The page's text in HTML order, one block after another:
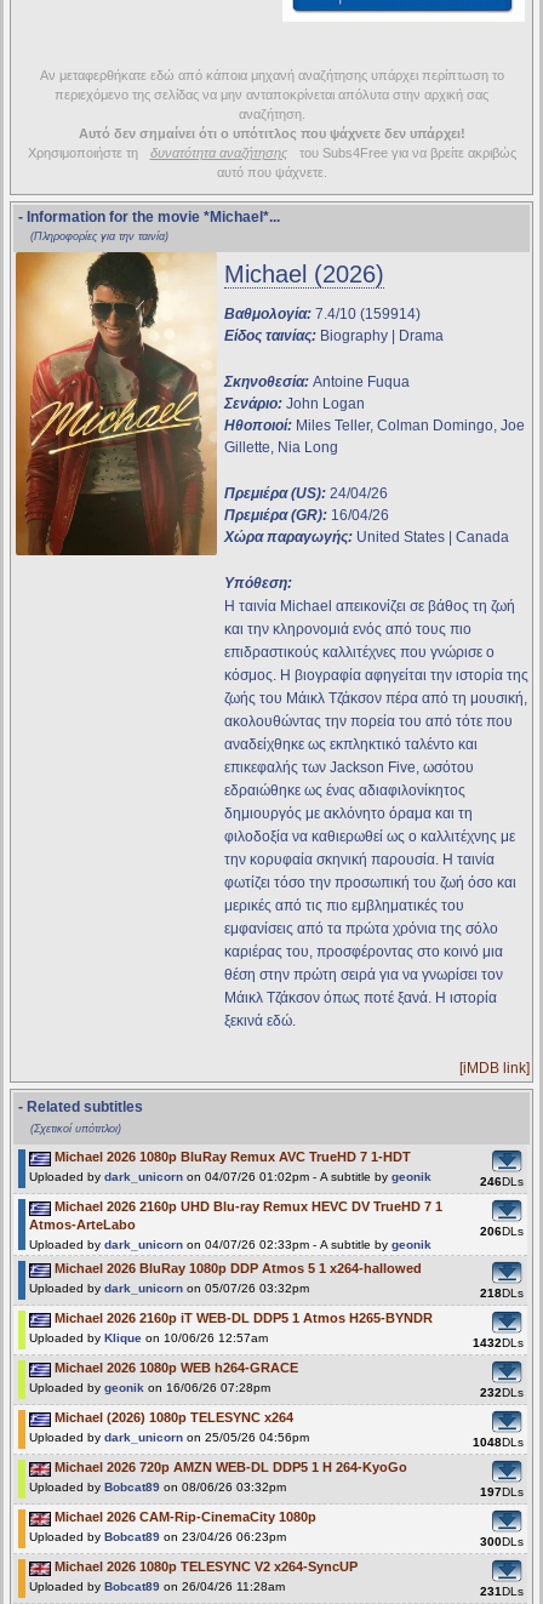
Αν μεταφερθήκατε εδώ από κάποια μηχανή αναζήτησης υπάρχει περίπτωση το
περιεχόμενο της σελίδας να μην ανταποκρίνεται απόλυτα στην αρχική σας
αναζήτηση.
Αυτό δεν σημαίνει ότι ο υπότιτλος που ψάχνετε δεν υπάρχει!
Χρησιμοποιήστε τη
δυνατότητα αναζήτησης
του Subs4Free για να βρείτε ακριβώς
αυτό που ψάχνετε.
- Information for the movie *Michael*...
(Πληροφορίες για την ταινία)
Michael (2026)
Βαθμολογία: 7.4/10 (159914)
Είδος ταινίας: Biography | Drama
Σκηνοθεσία: Antoine Fuqua
Σενάριο: John Logan
Ηθοποιοί: Miles Teller, Colman Domingo, Joe
Gillette, Nia Long
Πρεμιέρα (US): 24/04/26
Πρεμιέρα (GR): 16/04/26
Χώρα παραγωγής: United States | Canada
Υπόθεση:
Η ταινία Michael απεικονίζει σε βάθος τη ζωή
και την κληρονομιά ενός από τους πιο
επιδραστικούς καλλιτέχνες που γνώρισε ο
κόσμος. Η βιογραφία αφηγείται την ιστορία της
ζωής του Μάικλ Τζάκσον πέρα από τη μουσική,
ακολουθώντας την πορεία του από τότε που
αναδείχθηκε ως εκπληκτικό ταλέντο και
επικεφαλής των Jackson Five, ωσότου
εδραιώθηκε ως ένας αδιαφιλονίκητος
δημιουργός με ακλόνητο όραμα και τη
φιλοδοξία να καθιερωθεί ως ο καλλιτέχνης με
την κορυφαία σκηνική παρουσία. Η ταινία
φωτίζει τόσο την προσωπική του ζωή όσο και
μερικές από τις πιο εμβληματικές του
εμφανίσεις από τα πρώτα χρόνια της σόλο
καριέρας του, προσφέροντας στο κοινό μια
θέση στην πρώτη σειρά για να γνωρίσει τον
Μάικλ Τζάκσον όπως ποτέ ξανά. Η ιστορία
ξεκινά εδώ.
[iMDB link]
- Related subtitles
(Σχετικοί υπότιτλοι)
Michael 2026 1080p BluRay Remux AVC TrueHD 7 1-HDT
Uploaded by dark_unicorn on 04/07/26 01:02pm - A subtitle by geonik 246DLs
Michael 2026 2160p UHD Blu-ray Remux HEVC DV TrueHD 7 1
Atmos-ArteLabo
Uploaded by dark_unicorn on 04/07/26 02:33pm - A subtitle by geonik
206DLs
Michael 2026 BluRay 1080p DDP Atmos 5 1 x264-hallowed
Uploaded by dark_unicorn on 05/07/26 03:32pm 218DLs
Michael 2026 2160p iT WEB-DL DDP5 1 Atmos H265-BYNDR
Uploaded by Klique on 10/06/26 12:57am 1432DLs
Michael 2026 1080p WEB h264-GRACE
Uploaded by geonik on 16/06/26 07:28pm 232DLs
Michael (2026) 1080p TELESYNC x264
Uploaded by dark_unicorn on 25/05/26 04:56pm 1048DLs
Michael 2026 720p AMZN WEB-DL DDP5 1 H 264-KyoGo
Uploaded by Bobcat89 on 08/06/26 03:32pm 197DLs
Michael 2026 CAM-Rip-CinemaCity 1080p
Uploaded by Bobcat89 on 23/04/26 06:23pm 300DLs
Michael 2026 1080p TELESYNC V2 x264-SyncUP
Uploaded by Bobcat89 on 26/04/26 11:28am 231DLs